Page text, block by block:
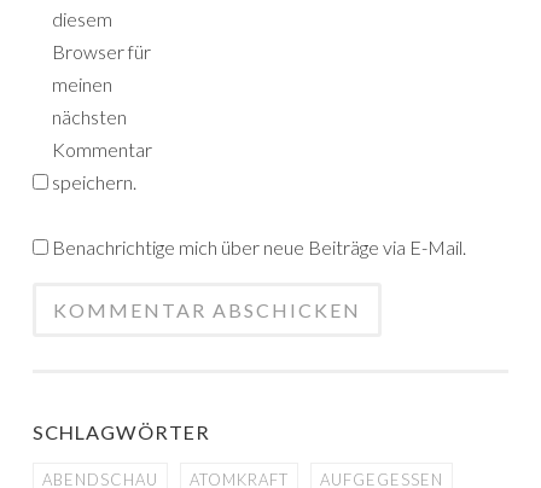
diesem
Browser für
meinen
nächsten
Kommentar
speichern.
Benachrichtige mich über neue Beiträge via E-Mail.
SCHLAGWÖRTER
ABENDSCHAU ATOMKRAFT AUFGEGESSEN